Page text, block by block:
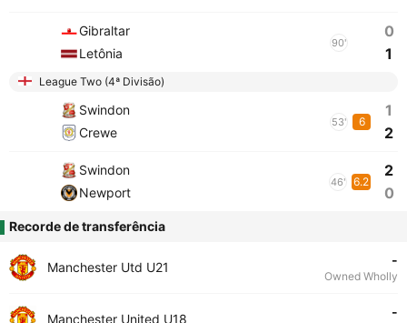
Gibraltar
Letônia
90'
0
1
League Two (4ª Divisão)
Swindon
Crewe
53' 6
1
2
Swindon
Newport
46' 6.2
2
0
Recorde de transferência
Manchester Utd U21 -
Owned Wholly
Manchester United U18 -